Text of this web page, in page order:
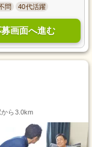
問 40代活躍
募画面へ進む
ら3.0km